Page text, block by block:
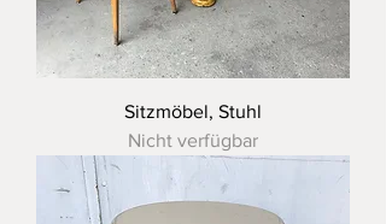
Sitzmöbel, Stuhl
Nicht verfügbar